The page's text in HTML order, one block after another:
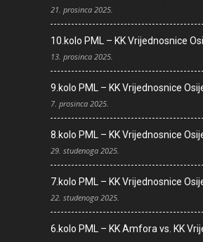
21. prosinca 2025.
10.kolo PML – KK Vrijednosnice
13. prosinca 2025.
9.kolo PML – KK Vrijednosnice
7. prosinca 2025.
8.kolo PML – KK Vrijednosnice
29. studenoga 2025.
7.kolo PML – KK Vrijednosnice
22. studenoga 2025.
6.kolo PML – KK Amfora vs. KK